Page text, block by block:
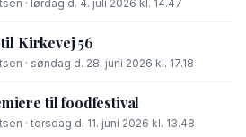
· lørdag d. 4. juli 2026 kl. 14.47
Kirkevej 56
· søndag d. 28. juni 2026 kl. 17.18
til foodfestival
· torsdag d. 11. juni 2026 kl. 13.48